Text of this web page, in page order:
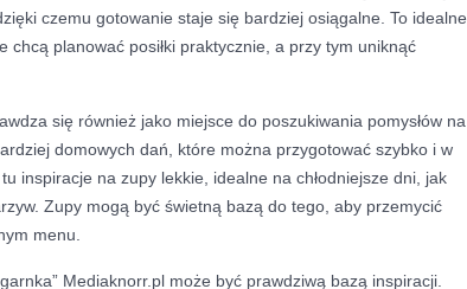
czemu gotowanie staje się bardziej osiągalne. To idealne
chcą planować posiłki praktycznie, a przy tym uniknąć
się również jako miejsce do poszukiwania pomysłów na
domowych dań, które można przygotować szybko i w
inspiracje na zupy lekkie, idealne na chłodniejsze dni, jak
Zupy mogą być świetną bazą do tego, aby przemycić
menu.
Mediaknorr.pl może być prawdziwą bazą inspiracji.